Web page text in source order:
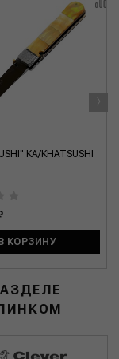
KA/KHATSUSHI
В КОРЗИНУ
›